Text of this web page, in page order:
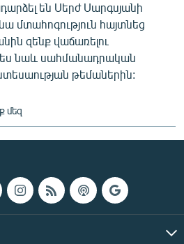
են Սերժ Սարգսյանի
նա մտահոգություն հայտնեց
զենք վաճառելու
նաև սահմանադրական
թեմաներին:
մեզ